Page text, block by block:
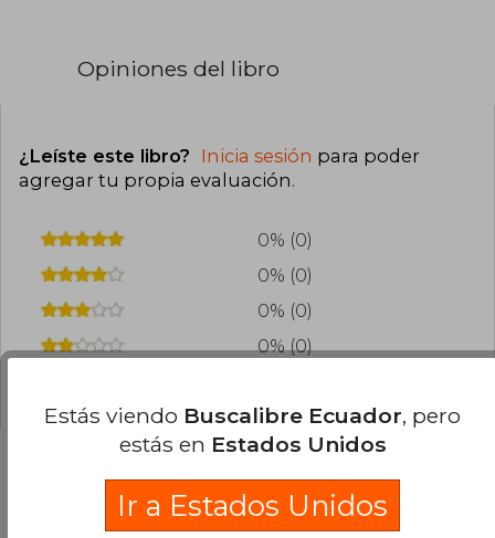
Opiniones del libro
¿Leíste este libro? Inicia sesión para poder
agregar tu propia evaluación.
0% (0)
0% (0)
0% (0)
0% (0)
Preguntas frecuentes sobre el libro
Estás viendo Buscalibre Ecuador, pero
estás en Estados Unidos
Ir a Estados Unidos